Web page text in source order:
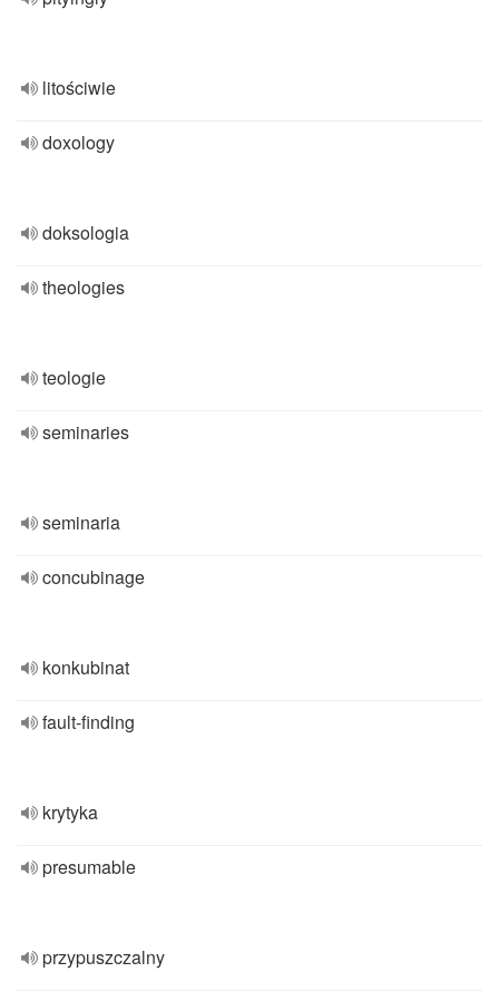
litościwie
doxology
doksologia
theologies
teologie
seminaries
seminaria
concubinage
konkubinat
fault-finding
krytyka
presumable
przypuszczalny